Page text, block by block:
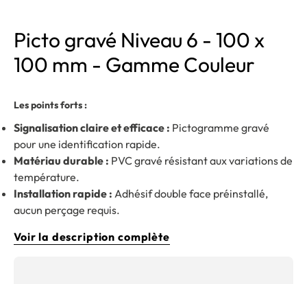
Picto gravé Niveau 6 - 100 x
100 mm - Gamme Couleur
Les points forts :
Signalisation claire et efficace : Pictogramme gravé
pour une identification rapide.
Matériau durable : PVC gravé résistant aux variations de
température.
Installation rapide : Adhésif double face préinstallé,
aucun perçage requis.
Voir la description complète